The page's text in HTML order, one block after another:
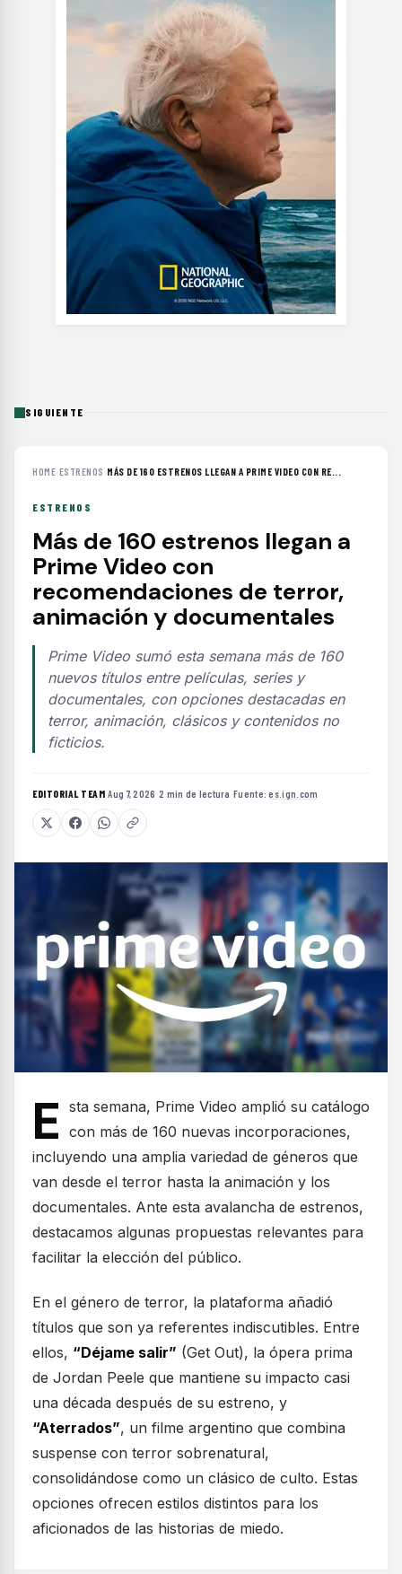
SIGUIENTE
HOME›ESTRENOS ›MÁS DE 160 ESTRENOS LLEGAN A PRIME VIDEO CON RE...
ESTRENOS
Más de 160 estrenos llegan a
Prime Video con
recomendaciones de terror,
animación y documentales
Prime Video sumó esta semana más de 160
nuevos títulos entre películas, series y
documentales, con opciones destacadas en
terror, animación, clásicos y contenidos no
ficticios.
EDITORIAL TEAM·Aug 7, 2026 ·2 min de lectura ·Fuente:es.ign.com
E sta semana, Prime Video amplió su catálogo
con más de 160 nuevas incorporaciones,
incluyendo una amplia variedad de géneros que
van desde el terror hasta la animación y los
documentales. Ante esta avalancha de estrenos,
destacamos algunas propuestas relevantes para
facilitar la elección del público.
En el género de terror, la plataforma añadió
títulos que son ya referentes indiscutibles. Entre
ellos, “Déjame salir” (Get Out), la ópera prima
de Jordan Peele que mantiene su impacto casi
una década después de su estreno, y
“Aterrados”, un filme argentino que combina
suspense con terror sobrenatural,
consolidándose como un clásico de culto. Estas
opciones ofrecen estilos distintos para los
aficionados de las historias de miedo.